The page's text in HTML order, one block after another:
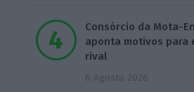
Consórcio da Mota-
aponta motivos para
rival
6 Agosto 2026